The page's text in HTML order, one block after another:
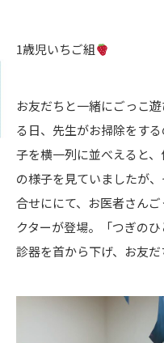
1歳児いちご組
お友だちと一緒にごっこ
る日、先生がお掃除をす
子を横一列に並べえると
の様子を見ていましたが
合せににて、お医者さん
クターが登場。「つぎの
診器を首から下げ、お友